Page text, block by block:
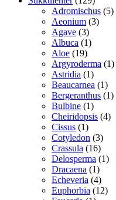
varer
Adromischus 55
Aeonium 33
Agave 33
varer
Albuca 11
Aloe 1919
varer
Argyroderma 11
Astridia 11
vare
Beaucarnea 11
vare
Bergeranthus 11
Bulbine 11
vare
Cheiridopsis 44
Cissus 11
vare
Cotyledon 33
varer
Crassula 1616
varer
Delosperma 11
Dracaena 11
vare
Echeveria 44
varer
Euphorbia 1212